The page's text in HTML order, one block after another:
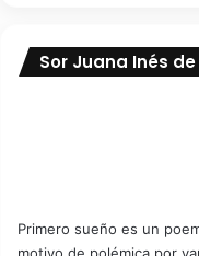
Sor Juana Inés
Primero sueño es un